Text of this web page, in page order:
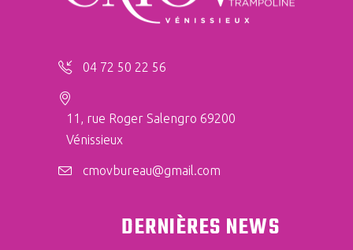
04 72 50 22 56
11, rue Roger Salengro 69200
Vénissieux
cmovbureau@gmail.com
DERNIÈRES NEWS